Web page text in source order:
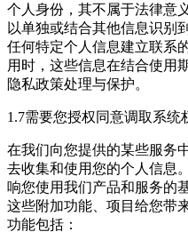
个人身份，其不属于法律意
以单独或结合其他信息识别
任何特定个人信息建立联系
用时，这些信息在结合使用
隐私政策处理与保护。
1.7需要您授权同意调取系统
在我们向您提供的某些服务
去收集和使用您的个人信息
响您使用我们产品和服务的
这些附加功能、项目给您带
功能包括：